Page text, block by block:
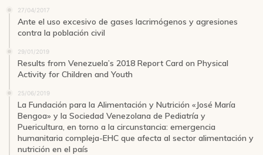
27/04/2017
Ante el uso excesivo de gases lacrimógenos y agresiones
contra la población civil
29/01/2019
Results from Venezuela’s 2018 Report Card on Physical
Activity for Children and Youth
25/06/2019
La Fundación para la Alimentación y Nutrición «José María
Bengoa» y la Sociedad Venezolana de Pediatría y
Puericultura, en torno a la circunstancia: emergencia
humanitaria compleja-EHC que afecta al sector alimentación y
nutrición en el país